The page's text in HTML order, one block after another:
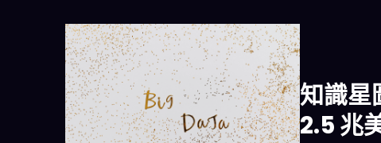
知識星
2.5 兆